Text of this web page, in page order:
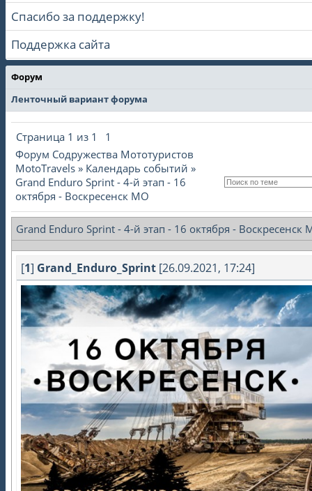
Спасибо за поддержку!
Поддержка сайта
Форум
Ленточный вариант форума
Страница 1 из 1
1
Форум Содружества Мототуристов
MotoTravels » Календарь событий »
Grand Enduro Sprint - 4-й этап - 16
октября - Воскресенск МО
Grand Enduro Sprint - 4-й этап - 16 октября - Воскресенск
[1] Grand_Enduro_Sprint [26.09.2021, 17:24]